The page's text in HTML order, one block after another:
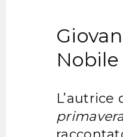
Nobile
L’autrice